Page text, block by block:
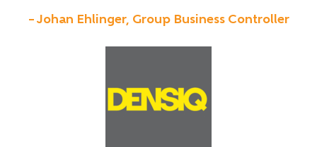
– Johan Ehlinger, Group Business Controller